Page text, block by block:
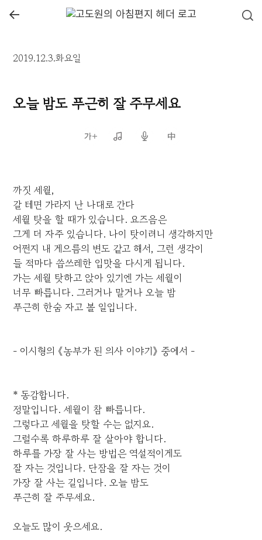
←
2019.12.3.화요일
오늘 밤도 푸근히 잘 주무세요
까짓 세월,
갈 테면 가라지 난 나대로 간다
세월 탓을 할 때가 있습니다. 요즈음은
그게 더 자주 있습니다. 나이 탓이려니 생각하지만
어쩐지 내 게으름의 변도 같고 해서, 그런 생각이
들 적마다 씁쓰레한 입맛을 다시게 됩니다.
가는 세월 탓하고 앉아 있기엔 가는 세월이
너무 빠릅니다. 그러거나 말거나 오늘 밤
푸근히 한숨 자고 볼 일입니다.
- 이시형의 《농부가 된 의사 이야기》 중에서 -
* 동감합니다.
정말입니다. 세월이 참 빠릅니다.
그렇다고 세월을 탓할 수는 없지요.
그럴수록 하루하루 잘 살아야 합니다.
하루를 가장 잘 사는 방법은 역설적이게도
잘 자는 것입니다. 단잠을 잘 자는 것이
가장 잘 사는 길입니다. 오늘 밤도
푸근히 잘 주무세요.
오늘도 많이 웃으세요.